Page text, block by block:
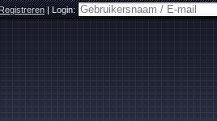
|Login: